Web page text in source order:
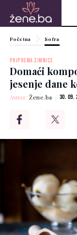
Početna Sofra
PRIPREMA ZIMNICE
Domaći
jesenje dane
Autor:Žene.ba 30. 09.